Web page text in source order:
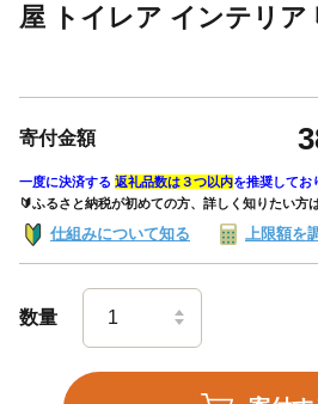
屋 トイレア インテリア
寄付金額
一度に決済する 返礼品数は３つ以内を推奨してお
🔰ふるさと納税が初めての方、詳しく知りたい方
仕組みについて知る 上限額を
数量